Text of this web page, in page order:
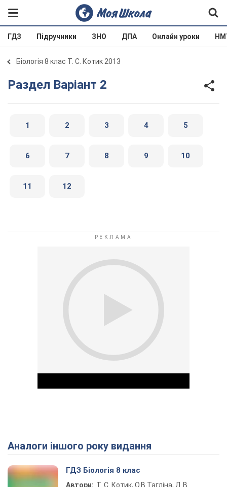
ГДЗ Підручники ЗНО ДПА Онлайн уроки
Біологія 8 клас Т. С. Котик 2013
Раздел Варіант 2
1 2 3 4 5
6 7 8 9 10
11 12
Play Video
Аналоги іншого року видання
ГДЗ Біологія 8 клас
Автори: Т. С. Котик, О.В.Тагліна, Д.В.